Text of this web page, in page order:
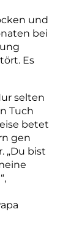
und
bei
Es
selten
Tuch
betet
gen
„Du bist